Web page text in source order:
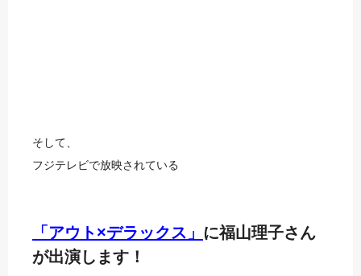
そして、
フジテレビで放映されている
「アウト×デラックス」 に福山理子さん
が出演します！